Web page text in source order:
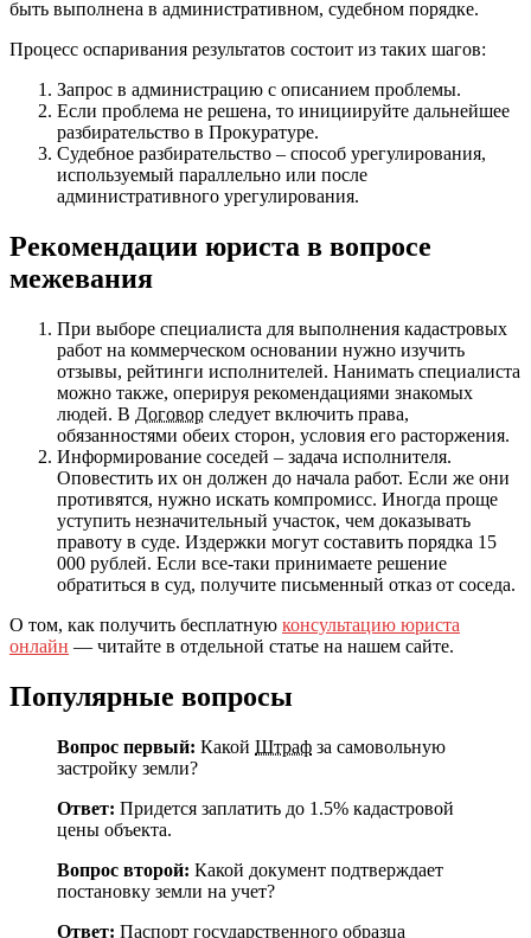
быть выполнена в административном, судебном порядке.
Процесс оспаривания результатов состоит из таких шагов:
Запрос в администрацию с описанием проблемы.
Если проблема не решена, то инициируйте дальнейшее
разбирательство в Прокуратуре.
Судебное разбирательство – способ урегулирования,
используемый параллельно или после
административного урегулирования.
Рекомендации юриста в вопросе
межевания
При выборе специалиста для выполнения кадастровых
работ на коммерческом основании нужно изучить
отзывы, рейтинги исполнителей. Нанимать специалиста
можно также, оперируя рекомендациями знакомых
людей. В Договор следует включить права,
обязанностями обеих сторон, условия его расторжения.
Информирование соседей – задача исполнителя.
Оповестить их он должен до начала работ. Если же они
противятся, нужно искать компромисс. Иногда проще
уступить незначительный участок, чем доказывать
правоту в суде. Издержки могут составить порядка 15
000 рублей. Если все-таки принимаете решение
обратиться в суд, получите письменный отказ от соседа.
О том, как получить бесплатную консультацию юриста
онлайн — читайте в отдельной статье на нашем сайте.
Популярные вопросы
Вопрос первый: Какой Штраф за самовольную
застройку земли?
Ответ: Придется заплатить до 1.5% кадастровой
цены объекта.
Вопрос второй: Какой документ подтверждает
постановку земли на учет?
Ответ: Паспорт государственного образца